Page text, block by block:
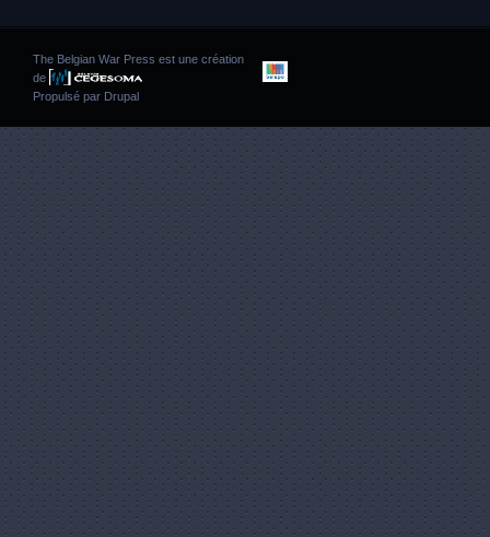
The Belgian War Press est une création
de
Propulsé par Drupal